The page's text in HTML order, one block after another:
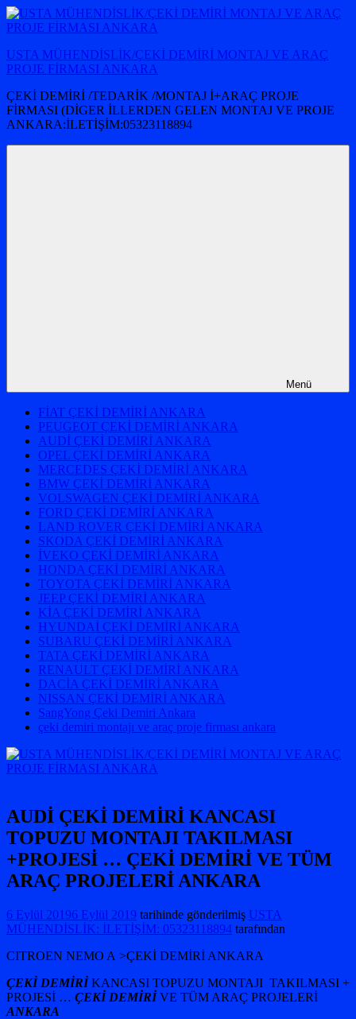
İçeriğe
atla
USTA MÜHENDİSLİK/ÇEKİ DEMİRİ MONTAJ VE ARAÇ
PROJE FİRMASI ANKARA
ÇEKİ DEMİRİ /TEDARİK /MONTAJ İ+ARAÇ PROJE
FİRMASI (DİGER İLLERDEN GELEN MONTAJ VE PROJE
ANKARA:İLETİŞİM:05323118894
Menü
FİAT ÇEKİ DEMİRİ ANKARA
PEUGEOT ÇEKİ DEMİRİ ANKARA
AUDİ ÇEKİ DEMİRİ ANKARA
OPEL ÇEKİ DEMİRİ ANKARA
MERCEDES ÇEKİ DEMİRİ ANKARA
BMW ÇEKİ DEMİRİ ANKARA
VOLSWAGEN ÇEKİ DEMİRİ ANKARA
FORD ÇEKİ DEMİRİ ANKARA
LAND ROVER ÇEKİ DEMİRİ ANKARA
SKODA ÇEKİ DEMİRİ ANKARA
İVEKO ÇEKİ DEMİRİ ANKARA
HONDA ÇEKİ DEMİRİ ANKARA
TOYOTA ÇEKİ DEMİRİ ANKARA
JEEP ÇEKİ DEMİRİ ANKARA
KİA ÇEKİ DEMİRİ ANKARA
HYUNDAİ ÇEKİ DEMİRİ ANKARA
SUBARU ÇEKİ DEMİRİ ANKARA
TATA ÇEKİ DEMİRİ ANKARA
RENAULT ÇEKİ DEMİRİ ANKARA
DACİA ÇEKİ DEMİRİ ANKARA
NISSAN ÇEKİ DEMİRİ ANKARA
SangYong Çeki Demiri Ankara
çeki demiri montajı ve araç proje firması ankara
AUDİ ÇEKİ DEMİRİ KANCASI
TOPUZU MONTAJI TAKILMASI
+PROJESİ … ÇEKİ DEMİRİ VE TÜM
ARAÇ PROJELERİ ANKARA
6 Eylül 20196 Eylül 2019 tarihinde gönderilmiş USTA
MÜHENDİSLİK: İLETİŞİM: 05323118894 tarafından
CITROEN NEMO A >ÇEKİ DEMİRİ ANKARA
ÇEKİ DEMİRİKANCASI TOPUZU MONTAJI TAKILMASI +
PROJESİ … ÇEKİ DEMİRİVE TÜM ARAÇ PROJELERİ
ANKARA